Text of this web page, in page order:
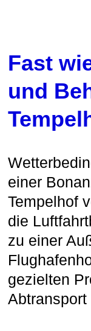
Fast
und
einer
Tempelhof
die
zu einer
gezielten